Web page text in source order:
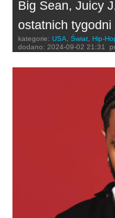
Big Sean, Juicy
ostatnich tygodni
kategorie: USA Świat Hip-
dodano: 2024-09-02 21:31